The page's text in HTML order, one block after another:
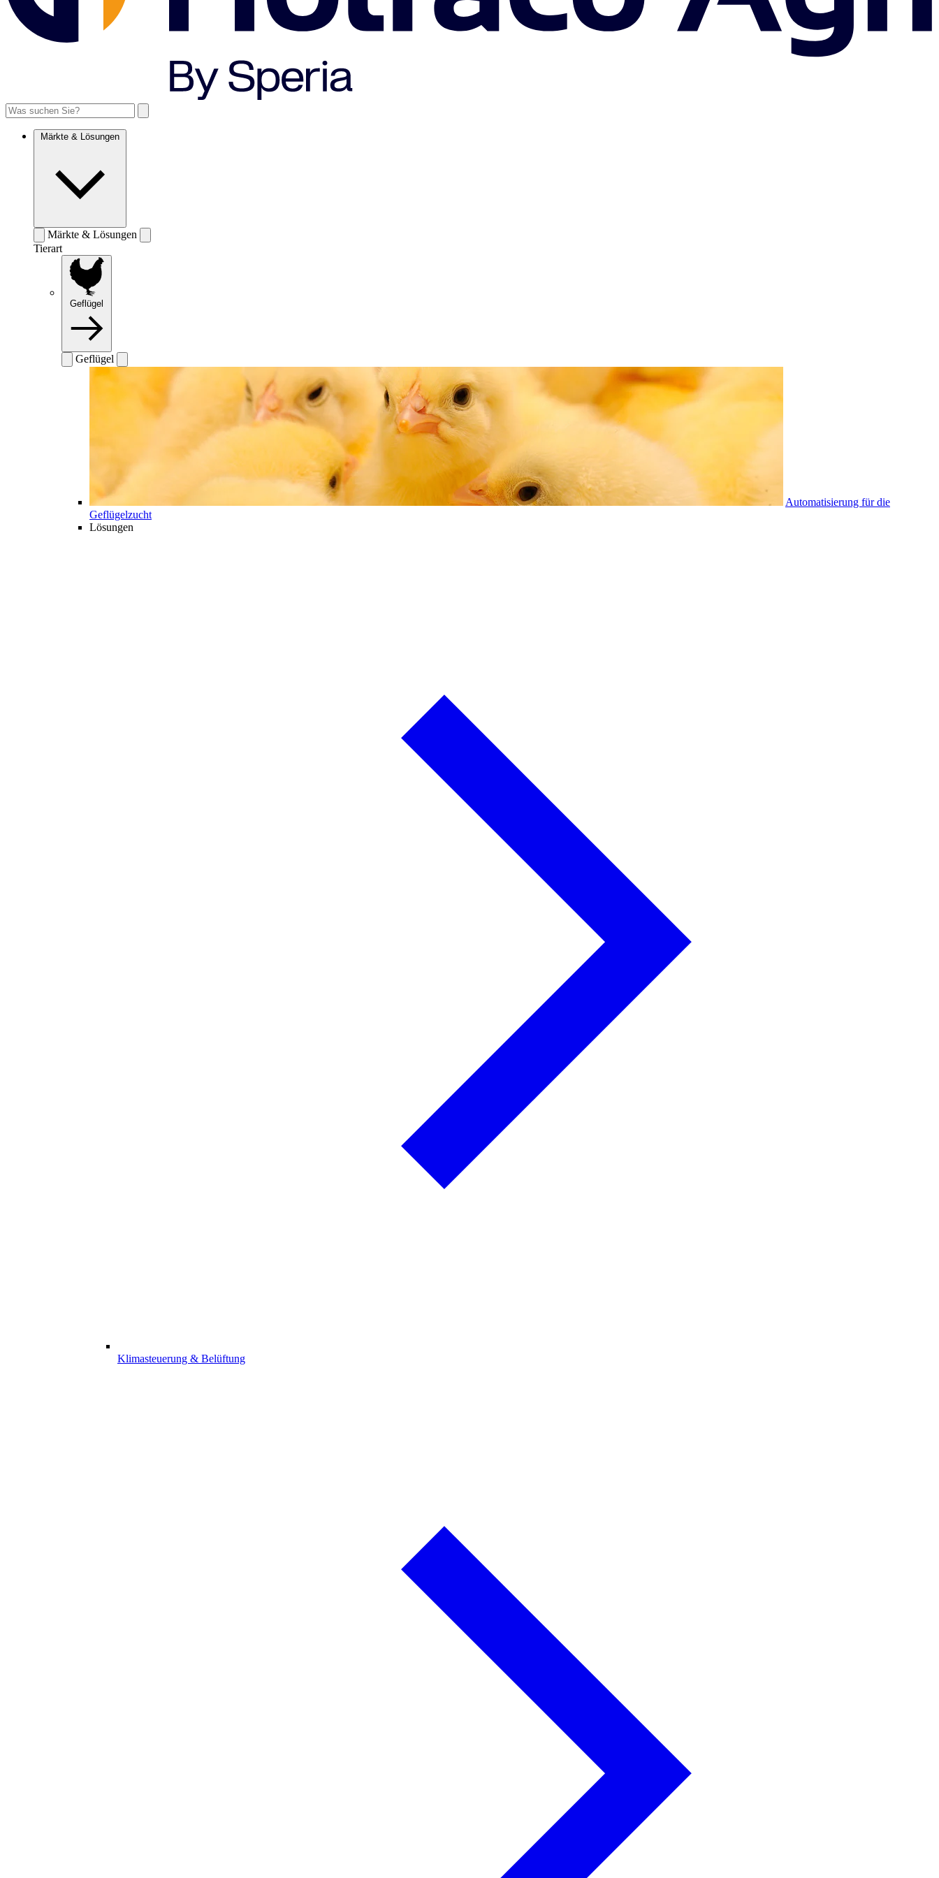
Märkte & Lösungen
Märkte & Lösungen
Tierart
Geflügel
Geflügel
Automatisierung für die
Geflügelzucht
Lösungen
Klimasteuerung & Belüftung